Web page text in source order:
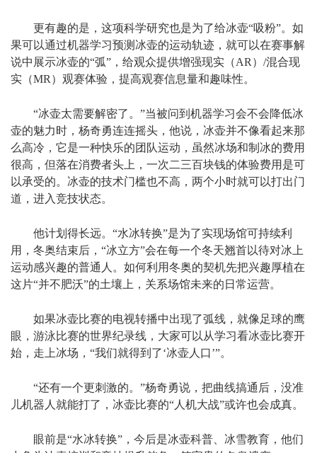
更有趣的是，这项科学研究也是为了给冰壶“吸粉”。如
果可以通过机器学习预测冰壶的运动轨迹，就可以在赛事解
说中展示冰壶的“弧”，给观众提供增强现实（AR）/混合现
实（MR）观赛体验，提高观赛信息量和趣味性。
“冰壶太需要解密了。”当被问到机器学习会不会降低冰
壶的魅力时，杨奇勇连连摇头，他说，冰壶并不像看起来那
么高冷，它是一种快乐的团队运动，虽然冰场和制冰的费用
很高，但落在消费者头上，一次二三百块钱的体验费用是可
以承受的。冰壶的技术门槛也不高，两个小时就可以打出门
道，进入竞技状态。
他计划得长远。“水冰转换”是为了实现场馆可持续利
用，冬奥结束后，“冰立方”会在每一个冬天翘首以待对冰上
运动感兴趣的普通人。如何利用冬奥的契机先把兴趣厚植在
这片“并不肥沃”的土壤上，关系场馆未来的日常运营。
如果冰壶比赛的电视转播中出现了弧线，就像足球的鹰
眼，游泳比赛的世界纪录线，大家可以从学习看冰壶比赛开
始，走上冰场，“我们就得到了‘冰壶人口’”。
“还有一个更刺激的。”杨奇勇说，把曲线搞通后，没准
儿机器人就能打了，冰壶比赛的“人机大战”或许也会成真。
眼前是“水冰转换”，今后是冰壶科普、冰雪教育，他们